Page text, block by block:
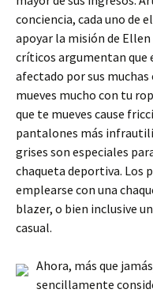
conciencia, cada uno de
apoyar la misión de Ellen
críticos argumentan que
afectado por sus
mueves mucho con tu
que te mueves cause
pantalones más
grises son especiales
chaqueta deportiva. Los
emplearse con una
blazer, o bien inclusive
casual.
Ahora, más que
sencillamente